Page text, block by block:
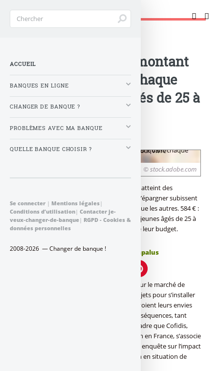
Changer de banque !
568 euros : c’est le montant
moyen manquant chaque
mois aux jeunes âgés de 25 à
34 ans pour vivre
confortablement
© stock.adobe.com
Alors que l’épargne moyenne des Français atteint des
sommets, ceux qui n’ont pas les moyens d’épargner subissent
évidemment bien plus largement la crise que les autres. 584 € :
c’est la somme moyenne qui manque aux jeunes âgés de 25 à
34 ans pour finir le mois sans se soucier de leur budget.
Publié lesamedi 12 juin 2021par Denis Lapalus
Concernée en premier lieu par l’insertion sur le marché de
l’emploi ou la réalisation de nombreux projets pour s’installer
dans la vie, les jeunes âgés de 25 à 34 ans voient leurs envies
mises à mal par la crise sanitaire et ses conséquences, tant
économiques que sociales. C’est dans ce cadre que Cofidis,
acteur majeur du crédit à la consommation en France, s’associe
à l’institut CSA Research pour dévoiler une enquête sur l’impact
de la crise économique sur une population en situation de
ACCUEIL
BANQUES EN LIGNE
CHANGER DE BANQUE ?
PROBLÈMES AVEC MA BANQUE
QUELLE BANQUE CHOISIR ?
Se connecter | Mentions légales|
Conditions d’utilisation| Contacter je-
veux-changer-de-banque| RGPD - Cookies &
données personnelles
2008-2026 — Changer de banque !